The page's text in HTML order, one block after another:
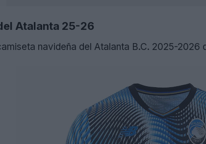
Atalanta 25-26
navideña del Atalanta B.C. 2025-2026